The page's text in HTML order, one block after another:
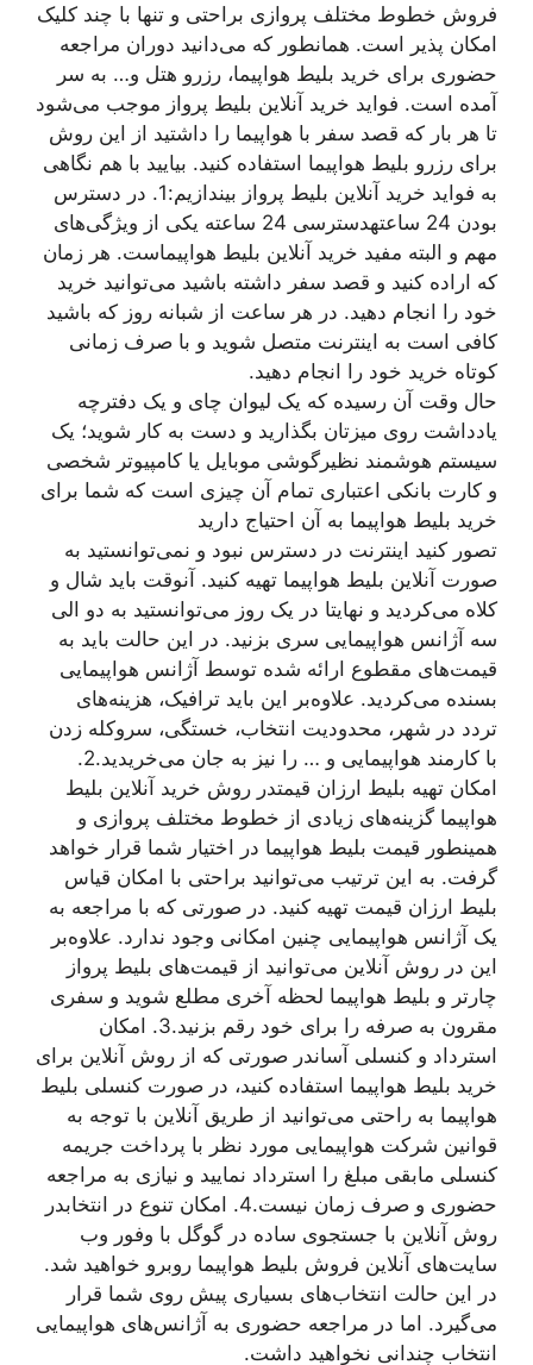
فروش خطوط مختلف پروازی براحتی و تنها با چند کلیک
امکان پذیر است. همانطور که می‌دانید دوران مراجعه
حضوری برای خرید بلیط هواپیما، رزرو هتل و… به سر
آمده است. فواید خرید آنلاین بلیط پرواز موجب می‌شود
تا هر بار که قصد سفر با هواپیما را داشتید از این روش
برای رزرو بلیط هواپیما استفاده کنید. بیایید با هم نگاهی
به فواید خرید آنلاین بلیط پرواز بیندازیم: 1. در دسترس
بودن 24 ساعته
دسترسی 24 ساعته یکی از ویژگی‌های
مهم و البته مفید خرید آنلاین بلیط هواپیماست. هر زمان
که اراده کنید و قصد سفر داشته باشید می‌توانید خرید
خود را انجام دهید. در هر ساعت از شبانه روز که باشید
کافی است به اینترنت متصل شوید و با صرف زمانی
کوتاه خرید خود را انجام دهید.
حال وقت آن رسیده که یک لیوان چای و یک دفترچه
یادداشت روی میزتان بگذارید و دست به کار شوید؛ یک
سیستم هوشمند نظیرگوشی موبایل یا کامپیوتر شخصی
و کارت بانکی اعتباری تمام آن چیزی است که شما برای
خرید بلیط هواپیما به آن احتیاج دارید
تصور کنید اینترنت در دسترس نبود و نمی‌توانستید به
صورت آنلاین بلیط هواپیما تهیه کنید. آنوقت باید شال و
کلاه می‌کردید و نهایتا در یک روز می‌توانستید به دو الی
سه آژانس هواپیمایی سری بزنید. در این حالت باید به
قیمت‌های مقطوع ارائه شده توسط آژانس هواپیمایی
بسنده می‌کردید. علاوه‌بر این باید ترافیک، هزینه‌های
تردد در شهر، محدودیت انتخاب، خستگی، سروکله زدن
با کارمند هواپیمایی و … را نیز به جان می‌خریدید. 2.
امکان تهیه بلیط ارزان قیمتدر روش خرید آنلاین بلیط
هواپیما گزینه‌های زیادی از خطوط مختلف پروازی و
همینطور قیمت‌ بلیط هواپیما در اختیار شما قرار خواهد
گرفت. به این ترتیب می‌توانید براحتی با امکان قیاس
بلیط ارزان قیمت تهیه کنید. در صورتی که با مراجعه به
یک آژانس هواپیمایی چنین امکانی وجود ندارد. علاوه‌بر
این در روش آنلاین می‌توانید از قیمت‌های بلیط پرواز
چارتر و بلیط هواپیما لحظه آخری مطلع شوید و سفری
مقرون به صرفه را برای خود رقم بزنید.
3. امکان
استرداد و کنسلی آساندر صورتی که از روش آنلاین برای
خرید بلیط هواپیما استفاده کنید، در صورت کنسلی بلیط
هواپیما به راحتی می‌توانید از طریق آنلاین با توجه به
قوانین شرکت هواپیمایی مورد نظر با پرداخت جریمه
کنسلی مابقی مبلغ را استرداد نمایید و نیازی به مراجعه
حضوری و صرف زمان نیست.4. امکان تنوع در انتخاب
در
روش آنلاین با جستجوی ساده در گوگل با وفور وب
سایت‌های آنلاین فروش بلیط هواپیما روبرو خواهید شد.
در این حالت انتخاب‌های بسیاری پیش روی شما قرار
می‌گیرد. اما در مراجعه حضوری به آژانس‌های هواپیمایی
انتخاب چندانی نخواهید داشت.